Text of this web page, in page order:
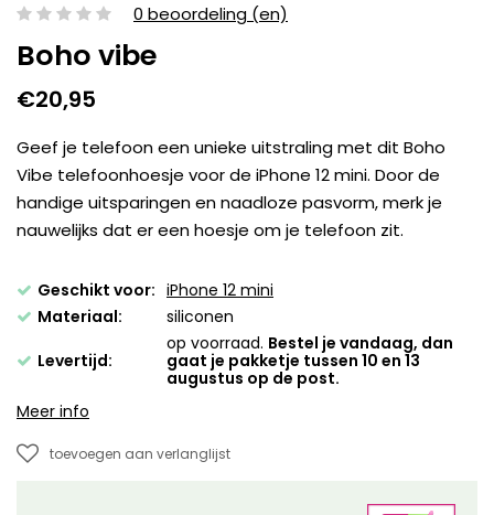
0 beoordeling (en)
Boho vibe
€20,95
Geef je telefoon een unieke uitstraling met dit Boho
Vibe telefoonhoesje voor de iPhone 12 mini. Door de
handige uitsparingen en naadloze pasvorm, merk je
nauwelijks dat er een hoesje om je telefoon zit.
Geschikt voor: iPhone 12 mini
Materiaal:
siliconen
Levertijd:
op voorraad. Bestel je vandaag, dan
gaat je pakketje tussen 10 en 13
augustus op de post.
Meer info
toevoegen aan verlanglijst